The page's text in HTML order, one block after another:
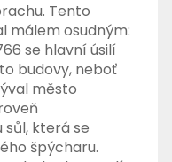
Tento
málem osudným:
se hlavní úsilí
budovy, neboť
město
sůl, která se
špýcharu.